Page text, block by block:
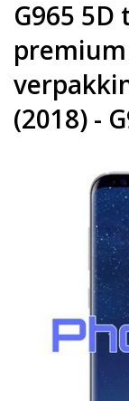
G965
(2018) -